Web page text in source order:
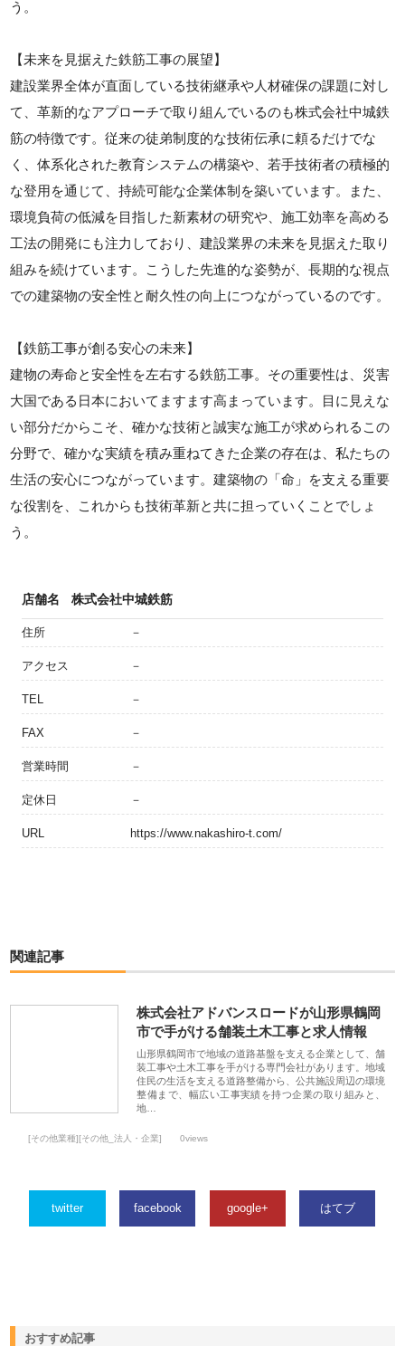
う。
【未来を見据えた鉄筋工事の展望】
建設業界全体が直面している技術継承や人材確保の課題に対し
て、革新的なアプローチで取り組んでいるのも株式会社中城鉄
筋の特徴です。従来の徒弟制度的な技術伝承に頼るだけでな
く、体系化された教育システムの構築や、若手技術者の積極的
な登用を通じて、持続可能な企業体制を築いています。また、
環境負荷の低減を目指した新素材の研究や、施工効率を高める
工法の開発にも注力しており、建設業界の未来を見据えた取り
組みを続けています。こうした先進的な姿勢が、長期的な視点
での建築物の安全性と耐久性の向上につながっているのです。
【鉄筋工事が創る安心の未来】
建物の寿命と安全性を左右する鉄筋工事。その重要性は、災害
大国である日本においてますます高まっています。目に見えな
い部分だからこそ、確かな技術と誠実な施工が求められるこの
分野で、確かな実績を積み重ねてきた企業の存在は、私たちの
生活の安心につながっています。建築物の「命」を支える重要
な役割を、これからも技術革新と共に担っていくことでしょ
う。
店舗名 株式会社中城鉄筋
住所 －
アクセス －
TEL －
FAX －
営業時間 －
定休日 －
URL https://www.nakashiro-t.com/
関連記事
株式会社アドバンスロードが山形県鶴岡
市で手がける舗装土木工事と求人情報
山形県鶴岡市で地域の道路基盤を支える企業として、舗
装工事や土木工事を手がける専門会社があります。地域
住民の生活を支える道路整備から、公共施設周辺の環境
整備まで、幅広い工事実績を持つ企業の取り組みと、
地…
[その他業種][その他_法人・企業] 0views
twitter facebook google+ はてブ
おすすめ記事